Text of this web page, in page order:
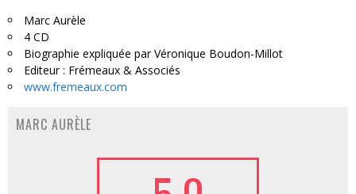
Marc Aurèle
4 CD
Biographie expliquée par Véronique Boudon-Millot
Editeur : Frémeaux & Associés
www.fremeaux.com
MARC AURÈLE